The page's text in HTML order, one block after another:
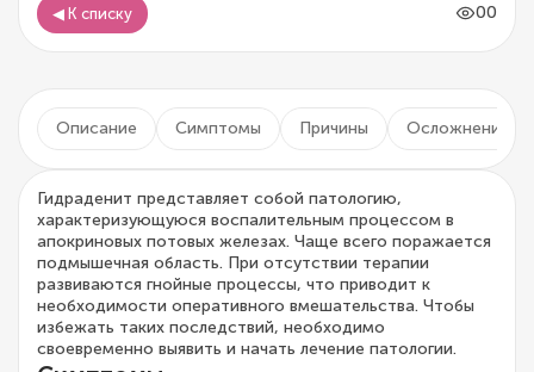
◀ К списку 00
Описание Симптомы Причины Осложнения
Гидраденит представляет собой патологию,
характеризующуюся воспалительным процессом в
апокриновых потовых железах. Чаще всего поражается
подмышечная область. При отсутствии терапии
развиваются гнойные процессы, что приводит к
необходимости оперативного вмешательства. Чтобы
избежать таких последствий, необходимо
своевременно выявить и начать лечение патологии.